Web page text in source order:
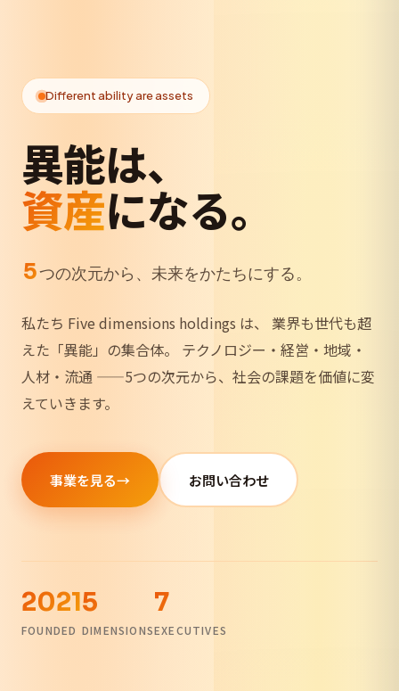
Different ability are assets
異能は、
資産になる。
5つの次元から、未来をかたちにする。
私たち Five dimensions holdings は、
業界も世代も超
えた「異能」の集合体。
テクノロジー・経営・地域・
人材・流通 ——5つの次元から、社会の課題を価値に変
えていきます。
事業を見る→ お問い合わせ
2021
FOUNDED
5
DIMENSIONS
7
EXECUTIVES